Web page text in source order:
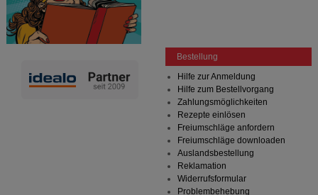
Bestellung
Hilfe zur Anmeldung
Hilfe zum Bestellvorgang
Zahlungsmöglichkeiten
Rezepte einlösen
Freiumschläge anfordern
Freiumschläge downloaden
Auslandsbestellung
Reklamation
Widerrufsformular
Problembehebung